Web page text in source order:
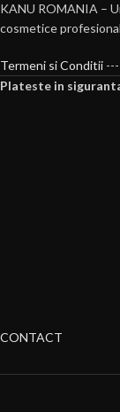
KANU ROMANIA –
cosmetice
Termeni si Conditii ---
Plateste in
CONTACT